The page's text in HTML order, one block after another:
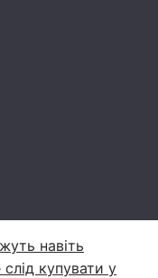
навіть
купувати у